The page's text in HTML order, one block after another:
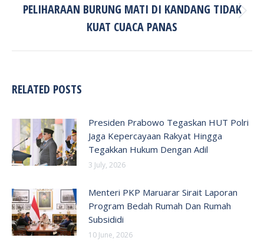
Next
post:
PELIHARAAN BURUNG MATI DI KANDANG TIDAK
KUAT CUACA PANAS
RELATED POSTS
Presiden Prabowo Tegaskan HUT Polri
Jaga Kepercayaan Rakyat Hingga
Tegakkan Hukum Dengan Adil
3 July, 2026
Menteri PKP Maruarar Sirait Laporan
Program Bedah Rumah Dan Rumah
Subsididi
10 June, 2026